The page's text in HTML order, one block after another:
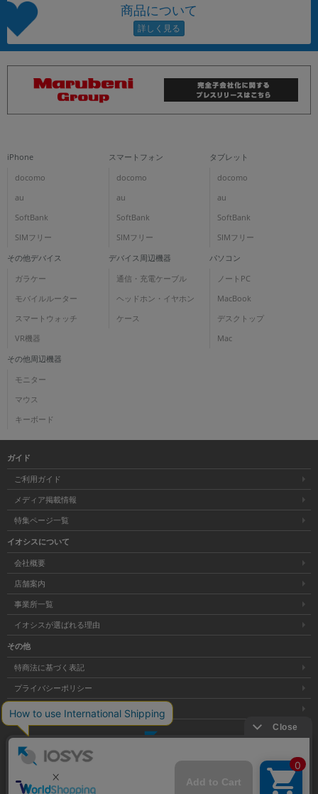
商品について
iPhone
docomo
au
SoftBank
SIMフリー
スマートフォン
docomo
au
SoftBank
SIMフリー
タブレット
docomo
au
SoftBank
SIMフリー
その他デバイス
ガラケー
モバイルルーター
スマートウォッチ
VR機器
デバイス周辺機器
通信・充電ケーブル
ヘッドホン・イヤホン
ケース
パソコン
ノートPC
MacBook
デスクトップ
Mac
その他周辺機器
モニター
マウス
キーボード
ガイド
ご利用ガイド
メディア掲載情報
特集ページ一覧
イオシスについて
会社概要
店舗案内
事業所一覧
イオシスが選ばれる理由
その他
特商法に基づく表記
プライバシーポリシー
サイトマップ
大阪府公安委員会発行 古物商許可証 第621121002176号